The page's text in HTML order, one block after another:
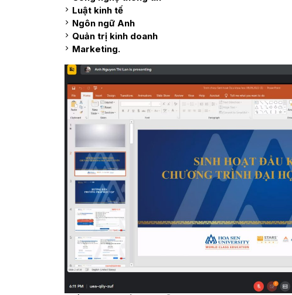
Luật kinh tế
Ngôn ngữ Anh
Quản trị kinh doanh
Marketing.